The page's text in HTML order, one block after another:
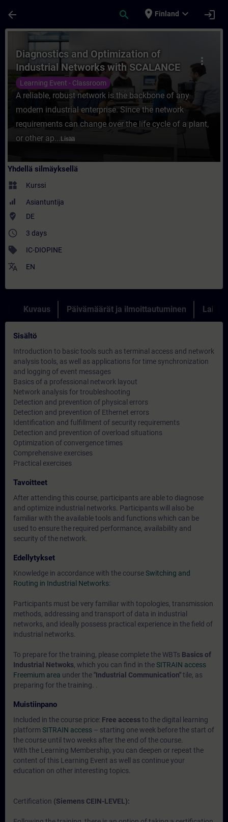
arrow_back search place Finland expand_more login
Kurssi - Diagnostics and Optimization
more_vert
Diagnostics and Optimization of
Industrial Networks with SCALANCE
(Face-to-face Training)
Learning Event - Classroom
A reliable, robust network is the backbone of any
modern industrial enterprise. Since the network
requirements can change over the life cycle of a plant,
or other ap... Lisää
Yhdellä silmäyksellä
widgets Kurssi
Asiantuntija
where_to_vote DE
access_time 3 days
sell IC-DIOPINE
translate EN
Kuvaus Päivämäärät ja ilmoittautuminen
Sisältö
Introduction to basic tools such as terminal access and network
analysis tools, as well as applications for time synchronization
and logging of event messages
Basics of a professional network layout
Network analysis for troubleshooting
Detection and prevention of physical errors
Detection and prevention of Ethernet errors
Identification and fulfillment of security requirements
Detection and prevention of overload situations
Optimization of convergence times
Comprehensive exercises
Practical exercises
Tavoitteet
After attending this course, participants are able to diagnose
and optimize industrial networks. Participants will also be
familiar with the available tools and functions which can be
used to ensure the required performance, availability and
security of the network.
Edellytykset
Knowledge in accordance with the courseSwitching and
Routing in Industrial Networks:
Participants must be very familiar with topologies, transmission
methods, addressing and transport of data in industrial
networks, and ideally possess practical experience in the field of
industrial networks.
To prepare for the training, please complete the WBTs Basics of
Industrial Netwoks, which you can find in theSITRAIN access
Freemium area under the"Industrial Communication"tile, as
preparing for the training. .
Muistiinpano
Included in the course price: Free accessto the digital learning
platform SITRAIN access – starting one week before the start of
the course until two weeks after the end of the course.
With the Learning Membership, you can deepen or repeat the
content of this Learning Event as well as continue your
education on other interesting topics.
Certification (Siemens CEIN-LEVEL):